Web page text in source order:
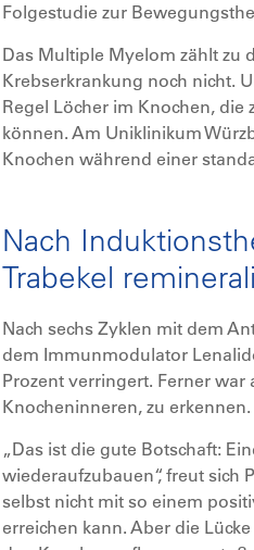
Folgestudie zur
Das Multiple Myelom zählt zu
Krebserkrankung noch nicht.
Regel Löcher im Knochen,
können. Am Uniklinikum
Knochen während einer
Nach
Trabekel
Nach sechs Zyklen mit dem
dem Immunmodulator
Prozent verringert. Ferner
Knocheninneren, zu erkennen.
„Das ist die gute Botschaft:
wiederaufzubauen“, freut sich
selbst nicht mit so einem
erreichen kann. Aber die